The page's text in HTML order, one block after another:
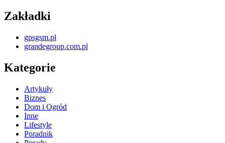
Zakładki
gpsgsm.pl
grandegroup.com.pl
Kategorie
Artykuły
Biznes
Dom i Ogród
Inne
Lifestyle
Poradnik